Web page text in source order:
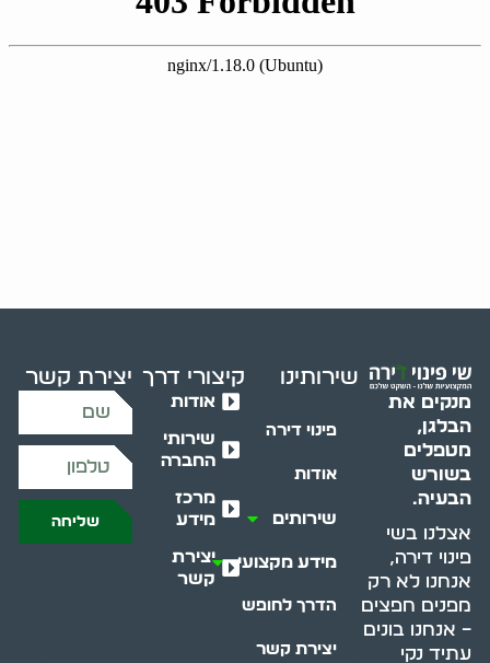
מנקים את
הבלגן,
מטפלים
בשורש
הבעיה.
אצלנו בשי
פינוי דירה,
אנחנו לא רק
מפנים חפצים
– אנחנו בונים
עתיד נקי
שירותינו
פינוי דירה
אודות
שירותים
מידע מקצועי
הדרך לחופש
יצירת קשר
קיצורי דרך
אודות
שירותי
החברה
מרכז
מידע
יצירת
קשר
יצירת קשר
שליחה